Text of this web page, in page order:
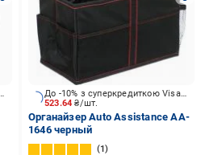
523.64₴/шт.
До -10% з суперкредиткою Visa Вигода
Органайзер Auto Assistance AA-
1646 черный
1